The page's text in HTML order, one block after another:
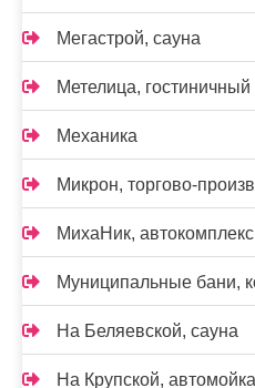
Мегастрой, сауна
Метелица, гостиничный
Механика
Микрон, торгово-
МихаНик, автокомплекс
Муниципальные бани,
На Беляевской, сауна
На Крупской, автомойка